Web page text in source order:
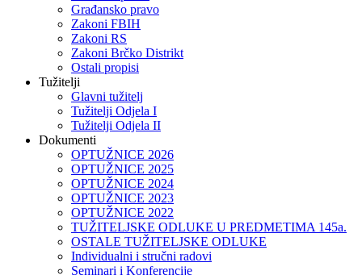
Građansko pravo
Zakoni FBIH
Zakoni RS
Zakoni Brčko Distrikt
Ostali propisi
Tužitelji
Glavni tužitelj
Tužitelji Odjela I
Tužitelji Odjela II
Dokumenti
OPTUŽNICE 2026
OPTUŽNICE 2025
OPTUŽNICE 2024
OPTUŽNICE 2023
OPTUŽNICE 2022
TUŽITELJSKE ODLUKE U PREDMETIMA 145a.
OSTALE TUŽITELJSKE ODLUKE
Individualni i stručni radovi
Seminari i Konferencije